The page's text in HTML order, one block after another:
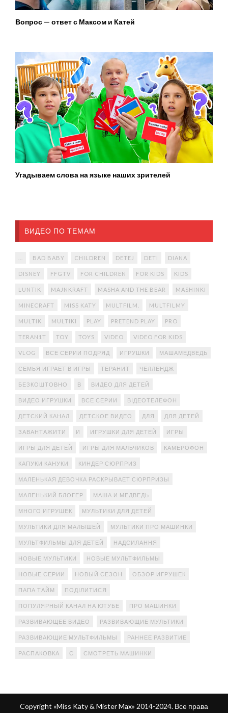
Вопрос — ответ с Максом и Катей
Угадываем слова на языке наших зрителей
ВИДЕО ПО ТЕМАМ
BAD BABY CHILDREN DETEJ DETI DIANA
DISNEY FFGTV FOR CHILDREN FOR KIDS KIDS
LUNTIK MAJNKRAFT MASHA AND THE BEAR MASHINKI
MINECRAFT MISS KATY MULTFILM. MULTFILMY
MULTIK MULTIKI PLAY PRETEND PLAY PRO
TERAN1T TOY TOYS VIDEO VIDEO FOR KIDS
VLOG ВСЕ СЕРИИ ПОДРЯД ИГРУШКИ МАШАМЕДВЕДЬ
СЕМЬЯ ИГРАЕТ В ИГРЫ ТЕРАНИТ ЧЕЛЛЕНДЖ
БЕЗКОШТОВНО В ВИДЕО ДЛЯ ДЕТЕЙ
ВИДЕО ИГРУШКИ ВСЕ СЕРИИ ВІДЕОТЕЛЕФОН
ДЕТСКИЙ КАНАЛ ДЕТСКОЕ ВИДЕО ДЛЯ ДЛЯ ДЕТЕЙ
ЗАВАНТАЖИТИ И ИГРУШКИ ДЛЯ ДЕТЕЙ ИГРЫ
ИГРЫ ДЛЯ ДЕТЕЙ ИГРЫ ДЛЯ МАЛЬЧИКОВ КАМЕРОФОН
КАПУКИ КАНУКИ КИНДЕР СЮРПРИЗ
МАЛЕНЬКАЯ ДЕВОЧКА РАСКРЫВАЕТ СЮРПРИЗЫ
МАЛЕНЬКИЙ БЛОГЕР МАША И МЕДВЕДЬ
МНОГО ИГРУШЕК МУЛЬТИКИ ДЛЯ ДЕТЕЙ
МУЛЬТИКИ ДЛЯ МАЛЫШЕЙ МУЛЬТИКИ ПРО МАШИНКИ
МУЛЬТФИЛЬМЫ ДЛЯ ДЕТЕЙ НАДСИЛАННЯ
НОВЫЕ МУЛЬТИКИ НОВЫЕ МУЛЬТФИЛЬМЫ
НОВЫЕ СЕРИИ НОВЫЙ СЕЗОН ОБЗОР ИГРУШЕК
ПАПА ТАЙМ ПОДІЛИТИСЯ
ПОПУЛЯРНЫЙ КАНАЛ НА ЮТУБЕ ПРО МАШИНКИ
РАЗВИВАЮЩЕЕ ВИДЕО РАЗВИВАЮЩИЕ МУЛЬТИКИ
РАЗВИВАЮЩИЕ МУЛЬТФИЛЬМЫ РАННЕЕ РАЗВИТИЕ
РАСПАКОВКА С СМОТРЕТЬ МАШИНКИ
Copyright «Miss Katy & Mister Max» 2014-2024. Все права